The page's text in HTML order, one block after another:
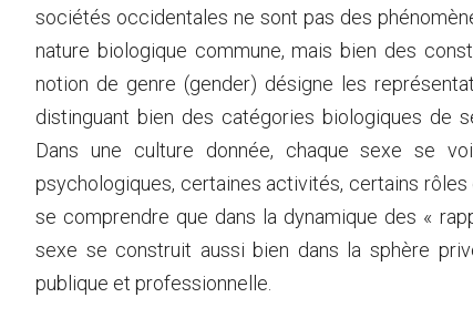
sociétés occidentales ne sont pas des
nature biologique commune, mais bien des
notion de genre (gender) désigne les
distinguant bien des catégories biologiques de
Dans une culture donnée, chaque sexe se
psychologiques, certaines activités, certains
se comprendre que dans la dynamique des «
sexe se construit aussi bien dans la sphère
publique et professionnelle.